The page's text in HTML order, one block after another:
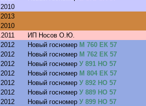
ИП Носов О.Ю.
Новый госномер М 760 ЕК 57
Новый госномер М 762 ЕК 57
Новый госномер У 891 НО 57
Новый госномер М 804 ЕК 57
Новый госномер У 892 НО 57
Новый госномер У 889 НО 57
Новый госномер У 899 НО 57